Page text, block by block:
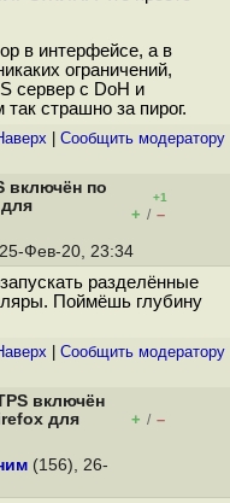
в интерфейсе, а в
ограничений,
сервер с DoH и
страшно за пирог.
Cообщить модератору
включён по
+1
+ / –
Фев-20, 23:34
разделённые
Поймёшь глубину
Cообщить модератору
включён
для
+ / –
(156), 26-